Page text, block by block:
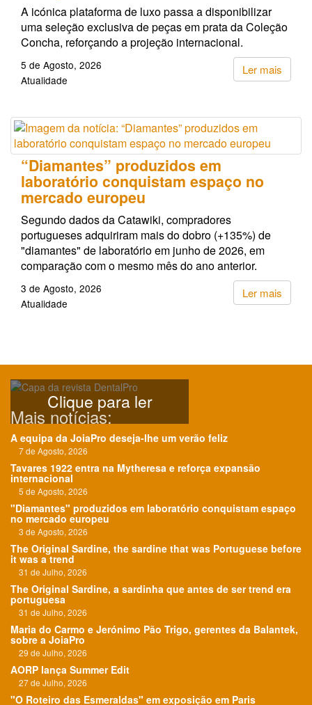
A icónica plataforma de luxo passa a disponibilizar
uma seleção exclusiva de peças em prata da Coleção
Concha, reforçando a projeção internacional.
Ler mais
5 de Agosto, 2026
Atualidade
“Diamantes” produzidos em
laboratório conquistam espaço no
mercado europeu
Segundo dados da Catawiki, compradores
portugueses adquiriram mais do dobro (+135%) de
"diamantes" de laboratório em junho de 2026, em
comparação com o mesmo mês do ano anterior.
Ler mais
3 de Agosto, 2026
Atualidade
Clique para ler
Mais notícias:
A equipa da JoiaPro deseja-lhe um verão feliz
7 de Agosto, 2026
Tavares 1922 entra na Mytheresa e reforça expansão
internacional
5 de Agosto, 2026
"Diamantes" produzidos em laboratório conquistam espaço
no mercado europeu
3 de Agosto, 2026
The Original Sardine, the sardine that was Portuguese before
it was a trend
31 de Julho, 2026
The Original Sardine, a sardinha que antes de ser trend era
portuguesa
31 de Julho, 2026
Maria do Carmo e Jerónimo Pão Trigo, gerentes da Balantek,
sobre a JoiaPro
29 de Julho, 2026
AORP lança Summer Edit
27 de Julho, 2026
"O Roteiro das Esmeraldas" em exposição em Paris